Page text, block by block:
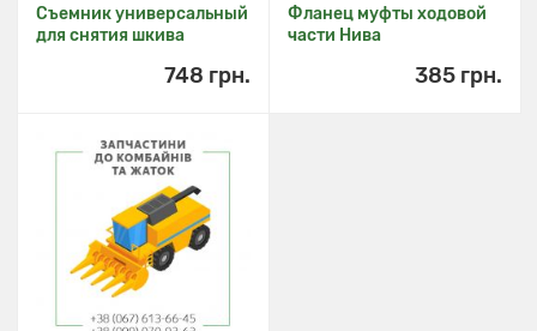
Съемник универсальный
для снятия шкива
748 грн.
Фланец муфты ходовой
части Нива
385 грн.